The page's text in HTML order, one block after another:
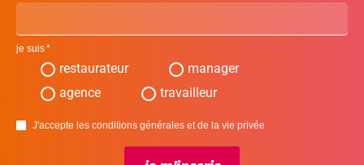
je suis
restaurateur
manager
agence
travailleur
J'accepte les conditions générales et de la vie privée